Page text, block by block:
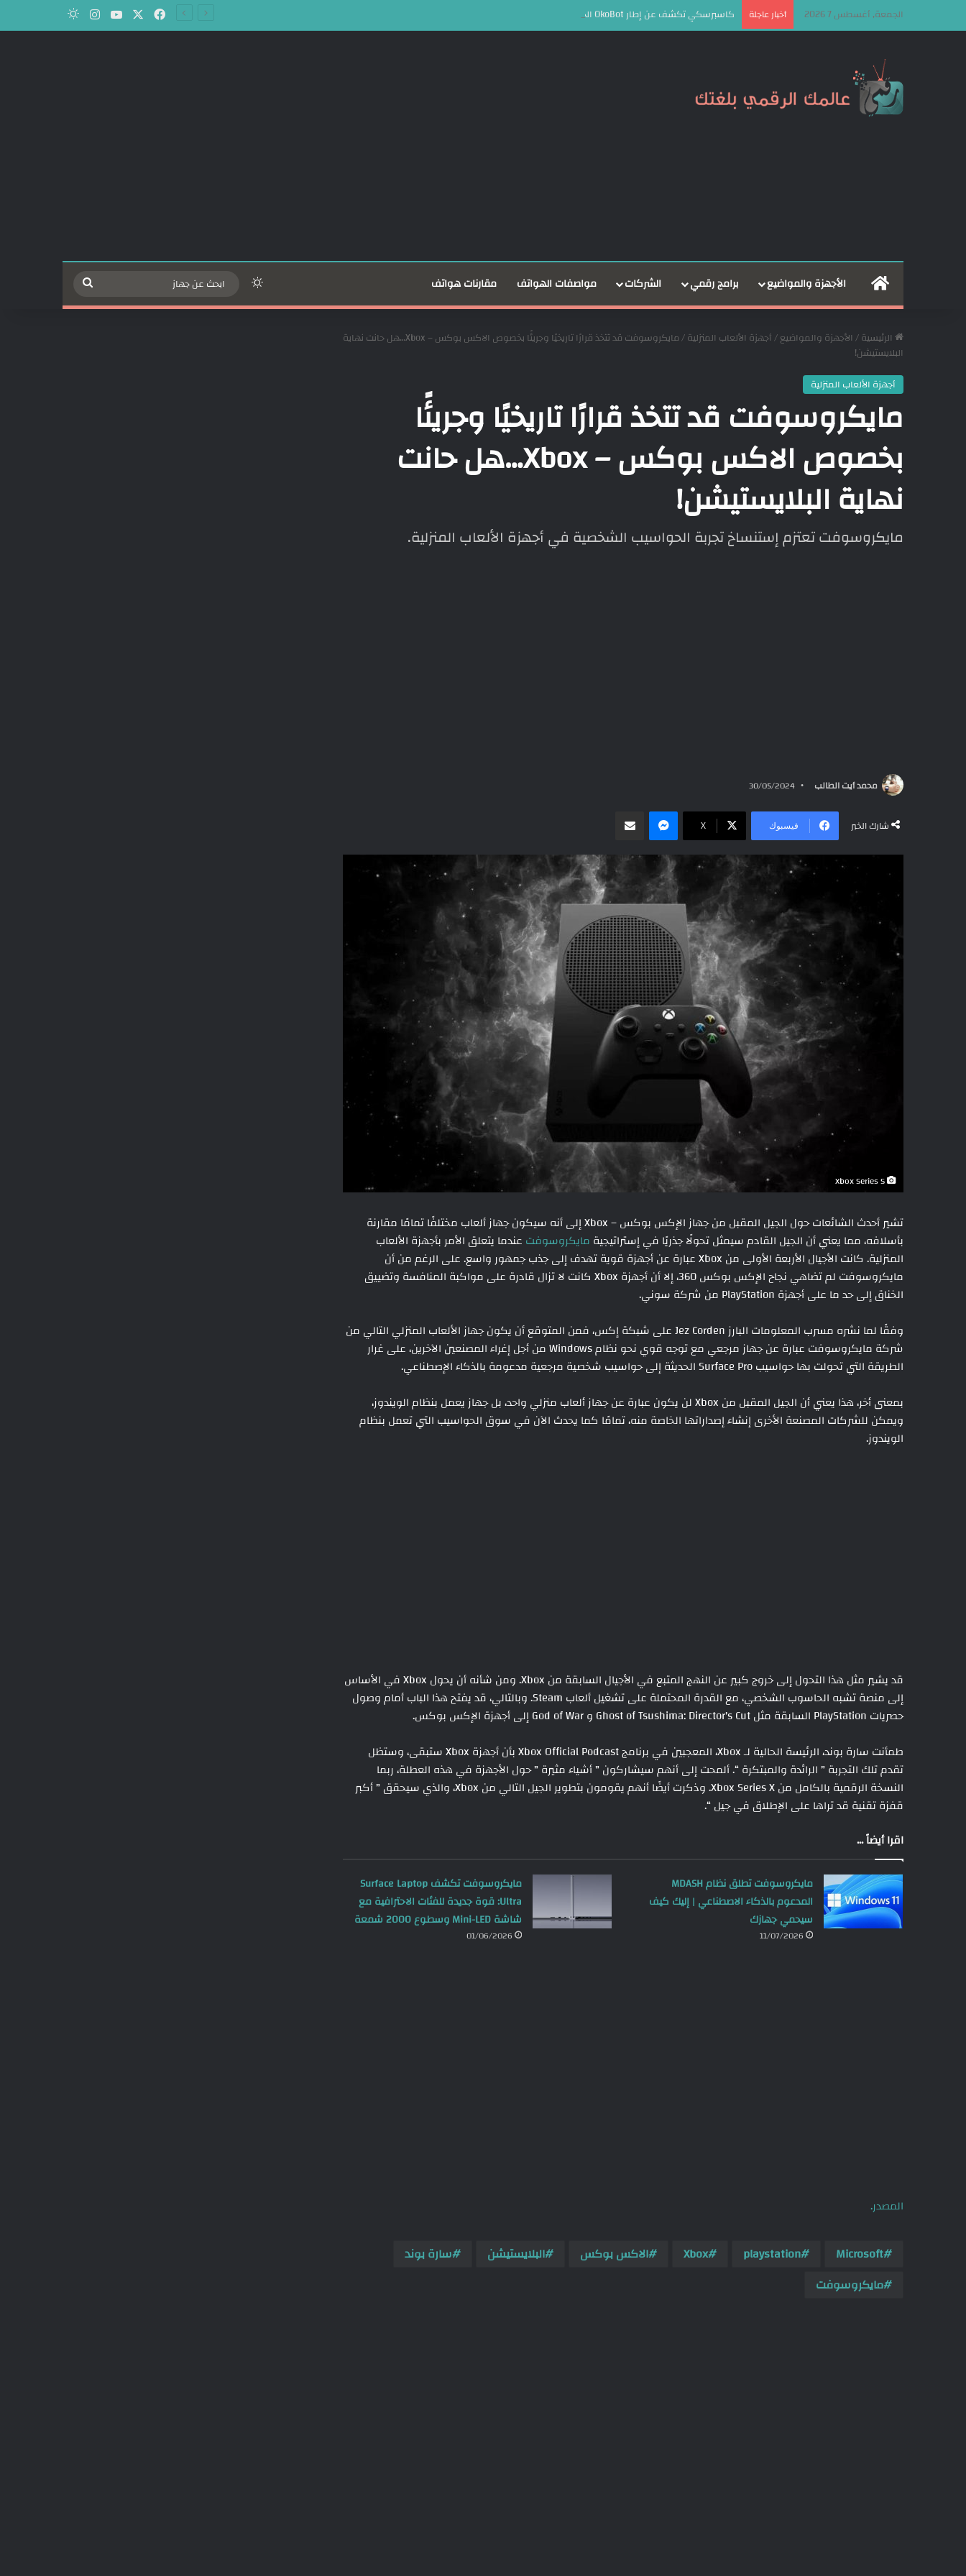
الجمعة, أغسطس 7 2026 أخبار عاجلة كاسبرسكي تكشف عن إطار OkoBot الخبيث لاستهداف مستخدمي العملات المشفرة فيسبوك‫YouTube
انستقرامالوضع المظلم
الرئيسيةالأجهزة والمواضيع برامج رقمي الشركات مواصفات الهواتف مقارنات هواتف الوضع المظلم
ابحث
عن
الرئيسية/ الأجهزة والمواضيع/أجهزة الألعاب المنزلية/
مايكروسوفت قد تتخذ قرارًا تاريخيًا وجريئًا بخصوص الاكس بوكس – Xbox…هل حانت نهاية
البلايستيشن!
أجهزة الألعاب المنزلية
مايكروسوفت قد تتخذ قرارًا تاريخيًا وجريئًا
بخصوص الاكس بوكس – Xbox…هل حانت
نهاية البلايستيشن!
مايكروسوفت تعتزم إستنساخ تجربة الحواسيب الشخصية في أجهزة الألعاب المنزلية.
محمد أيت الطالب 30/05/2024
شارك الخبر فيسبوك ‫X
ماسنجر
تشير أحدث الشائعات حول الجيل المقبل من جهاز الإكس بوكس – Xbox إلى أنه سيكون جهاز ألعاب مختلفًا تمامًا مقارنة
بأسلافه، مما يعني أن الجيل القادم سيمثل تحولًا جذريًا في إستراتيجية مايكروسوفت عندما يتعلق الأمر بأجهزة الألعاب
المنزلية. كانت الأجيال الأربعة الأولى من Xbox عبارة عن أجهزة قوية تهدف إلى جذب جمهور واسع. على الرغم من أن
مايكروسوفت لم تضاهي نجاح الإكس بوكس 360، إلا أن أجهزة Xbox كانت لا تزال قادرة على مواكبة المنافسة وتضييق
الخناق إلى حد ما على أجهزة PlayStation من شركة سوني.
وفقًا لما نشره مسرب المعلومات البارز Jez Corden على شبكة إكس، فمن المتوقع أن يكون جهاز الألعاب المنزلي التالي من
شركة مايكروسوفت عبارة عن جهاز مرجعي مع توجه قوي نحو نظام Windows من أجل إغراء المصنعين الآخرين، على غرار
الطريقة التي تحولت بها حواسيب Surface Pro الحديثة إلى حواسيب شخصية مرجعية مدعومة بالذكاء الإصطناعي.
بمعنى أخر، هذا يعني أن الجيل المقبل من Xbox لن يكون عبارة عن جهاز ألعاب منزلي واحد، بل جهاز يعمل بنظام الويندوز،
ويمكن للشركات المصنعة الأخرى إنشاء إصداراتها الخاصة منه، تمامًا كما يحدث الآن في سوق الحواسيب التي تعمل بنظام
الويندوز.
قد يشير مثل هذا التحول إلى خروج كبير عن النهج المتبع في الأجيال السابقة من Xbox. ومن شأنه أن يحول Xbox في الأساس
إلى منصة تشبه الحاسوب الشخصي، مع القدرة المحتملة على تشغيل ألعاب Steam. وبالتالي، قد يفتح هذا الباب أمام وصول
حصريات PlayStation السابقة مثل Ghost of Tsushima: Director’s Cut و God of War إلى أجهزة الإكس بوكس.
طمأنت سارة بوند، الرئيسة الحالية لـ Xbox، المعجبين في برنامج Xbox Official Podcast بأن أجهزة Xbox ستبقى، وستظل
تقدم تلك التجربة ” الرائدة والمبتكرة “. ألمحت إلى أنهم سيشاركون ” أشياء مثيرة ” حول الأجهزة في هذه العطلة، ربما
النسخة الرقمية بالكامل من Xbox Series X. وذكرت أيضًا أنهم يقومون بتطوير الجيل التالي من Xbox، والذي سيحقق ” أكبر
قفزة تقنية قد تراها على الإطلاق في جيل “.
اقرا أيضاً ...
مايكروسوفت تطلق نظام MDASH
المدعوم بالذكاء الاصطناعي | إليك كيف
سيحمي جهازك
11/07/2026
مايكروسوفت تكشف Surface Laptop
Ultra: قوة جديدة للفئات الاحترافية مع
شاشة Mini-LED وسطوع 2000 شمعة
01/06/2026
المصدر.
Microsoft
playstation
Xbox الاكس بوكس البلايستيشن
سارة بوند
مايكروسوفت